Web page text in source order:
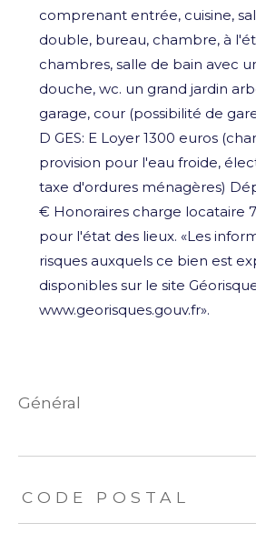
comprenant entrée, cuisine,
double, bureau, chambre, à
chambres, salle de bain avec
douche, wc. un grand jardin
garage, cour (possibilité de
D GES: E Loyer 1300 euros
provision pour l'eau froide,
taxe d'ordures ménagères)
€ Honoraires charge locataire
pour l'état des lieux. «Les
risques auxquels ce bien est
disponibles sur le site
www.georisques.gouv.fr».
général
TRAD_ZEPHYR_Caracteristique
CODE POSTAL